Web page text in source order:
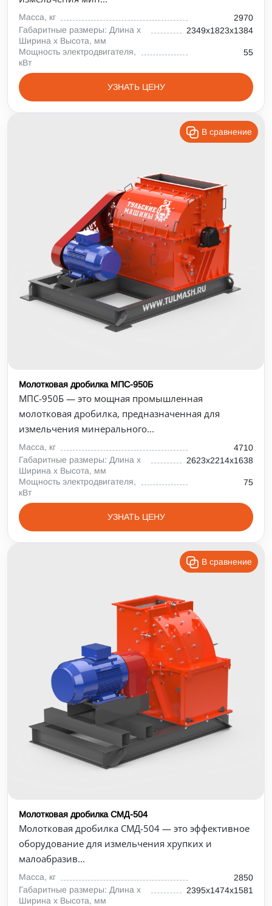
Масса, кг
2970
Габаритные размеры: Длина х
Ширина х Высота, мм
2349х1823х1384
Мощность электродвигателя,
кВт
55
УЗНАТЬ ЦЕНУ
В сравнение
Молотковая дробилка МПС-950Б
МПС-950Б — это мощная промышленная
молотковая дробилка, предназначенная для
измельчения минерального...
Масса, кг
4710
Габаритные размеры: Длина х
Ширина х Высота, мм
2623х2214х1638
Мощность электродвигателя,
кВт
75
УЗНАТЬ ЦЕНУ
В сравнение
Молотковая дробилка СМД-504
Молотковая дробилка СМД-504 — это эффективное
оборудование для измельчения хрупких и
малоабразив...
Масса, кг
2850
Габаритные размеры: Длина х
Ширина х Высота, мм
2395х1474х1581